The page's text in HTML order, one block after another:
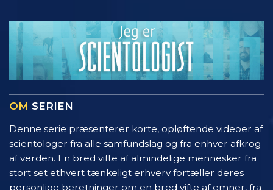
OM SERIEN
Denne serie præsenterer korte, opløftende videoer af
scientologer fra alle samfundslag og fra enhver afkrog
af verden. En bred vifte af almindelige mennesker fra
stort set ethvert tænkeligt erhverv fortæller deres
personlige beretninger om en bred vifte af emner, fra